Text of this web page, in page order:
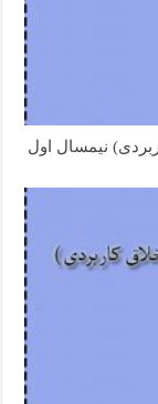
نیمسال اول